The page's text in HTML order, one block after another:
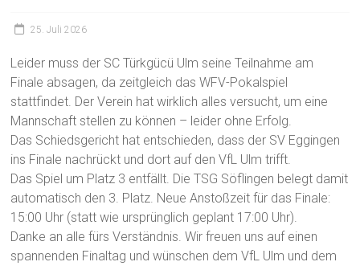
25. Juli 2026
Leider muss der SC Türkgücü Ulm seine Teilnahme am
Finale absagen, da zeitgleich das WFV-Pokalspiel
stattfindet. Der Verein hat wirklich alles versucht, um eine
Mannschaft stellen zu können – leider ohne Erfolg.
Das Schiedsgericht hat entschieden, dass der SV Eggingen
ins Finale nachrückt und dort auf den VfL Ulm trifft.
Das Spiel um Platz 3 entfällt. Die TSG Söflingen belegt damit
automatisch den 3. Platz. Neue Anstoßzeit für das Finale:
15:00 Uhr (statt wie ursprünglich geplant 17:00 Uhr).
Danke an alle fürs Verständnis. Wir freuen uns auf einen
spannenden Finaltag und wünschen dem VfL Ulm und dem